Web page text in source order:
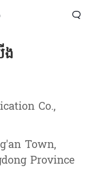
Co.,
Town,
Province